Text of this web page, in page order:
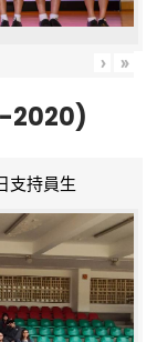
› »
2020)
支持員生